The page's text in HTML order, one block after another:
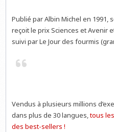
Publié par Albin Michel en 1991,
reçoit le prix Sciences et Avenir
suivi par Le Jour des fourmis
Vendus à plusieurs millions
dans plus de 30 langues,tous
des best-sellers !